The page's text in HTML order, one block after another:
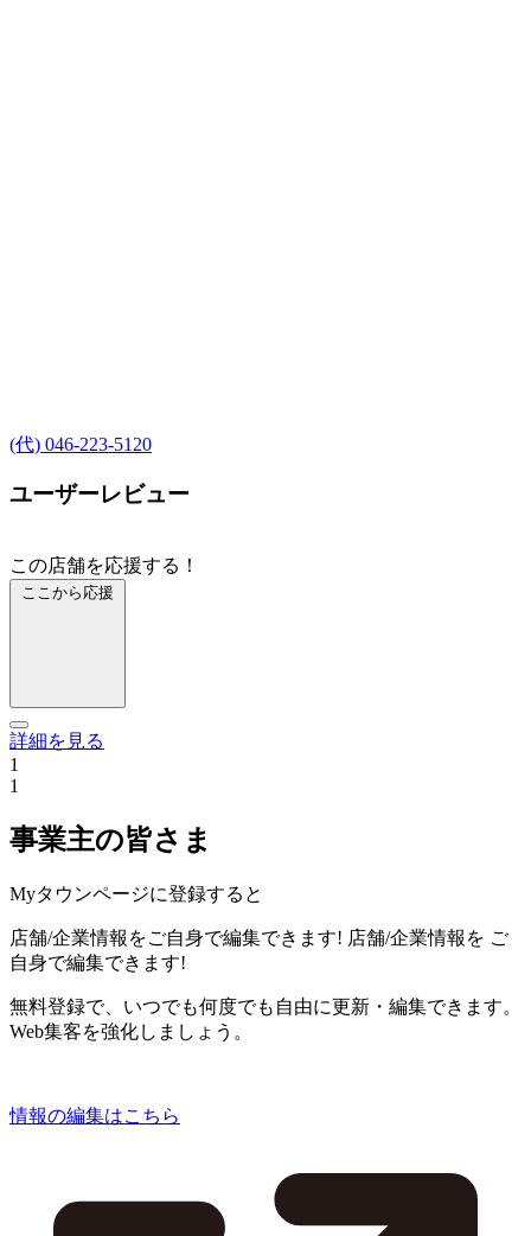
(代) 046-223-5120
ユーザーレビュー
この店舗を応援する！
ここから応援
詳細を見る
1
1
事業主の皆さま
Myタウンページに登録すると
店舗/企業情報をご自身で編集できます! 店舗/企業情報を ご
自身で編集できます!
無料登録で、いつでも何度でも自由に更新・編集できます。
Web集客を強化しましょう。
情報の編集はこちら